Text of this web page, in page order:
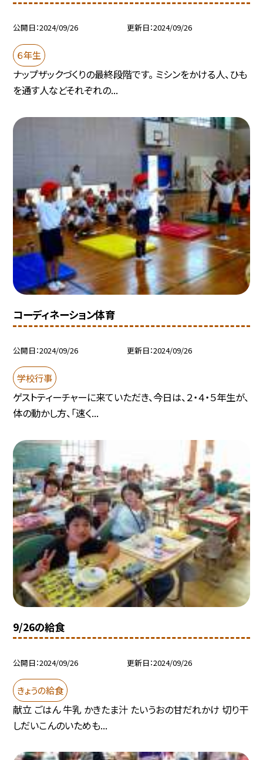
公開日 2024/09/26 更新日 2024/09/26
６年生
ナップザックづくりの最終段階です。 ミシンをかける人、ひも
を通す人などそれぞれの...
コーディネーション体育
公開日 2024/09/26 更新日 2024/09/26
学校行事
ゲストティーチャーに来ていただき、今日は、２・４・５年生が、
体の動かし方、「速く...
9/26の給食
公開日 2024/09/26 更新日 2024/09/26
きょうの給食
献立 ごはん 牛乳 かきたま汁 たいうおの甘だれかけ 切り干
しだいこんのいためも...